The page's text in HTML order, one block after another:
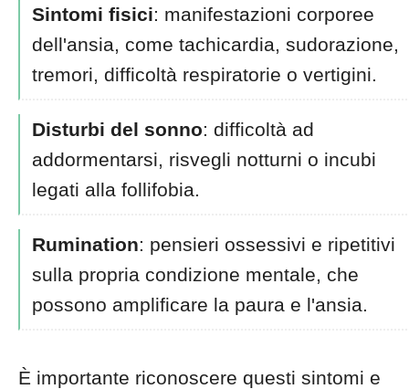
Sintomi fisici: manifestazioni corporee
dell'ansia, come tachicardia, sudorazione,
tremori, difficoltà respiratorie o vertigini.
Disturbi del sonno: difficoltà ad
addormentarsi, risvegli notturni o incubi
legati alla follifobia.
Rumination: pensieri ossessivi e ripetitivi
sulla propria condizione mentale, che
possono amplificare la paura e l'ansia.
È importante riconoscere questi sintomi e